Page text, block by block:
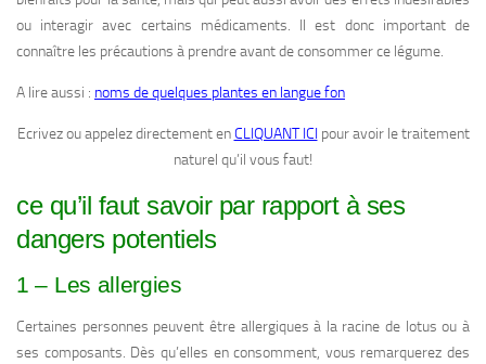
ou interagir avec certains médicaments. Il est donc important de
connaître les précautions à prendre avant de consommer ce légume.
A lire aussi : noms de quelques plantes en langue fon
Ecrivez ou appelez directement enCLIQUANT ICI pour avoir le traitement
naturel qu’il vous faut!
ce qu’il faut savoir par rapport à ses
dangers potentiels
1 – Les allergies
Certaines personnes peuvent être allergiques à la racine de lotus ou à
ses composants. Dès qu’elles en consomment, vous remarquerez des